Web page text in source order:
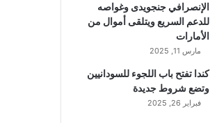
الإنصرافي جنجويدى وغواصه
للدعم السريع ويتلقى أموال من
الأمارات
مارس 11, 2025
كندا تفتح باب اللجوء للسودانيين
وتضع شروط جديدة
فبراير 26, 2025